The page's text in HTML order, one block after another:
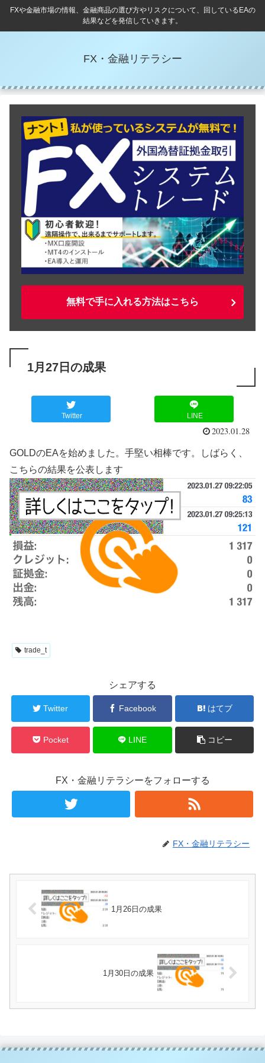
FXや金融市場の情報、金融商品の選び方やリスクについて、回しているEAの
結果などを発信していきます。
FX・金融リテラシー
無料で手に入れる方法はこちら
1月27日の成果
Twitter LINE
2023.01.28
GOLDのEAを始めました。手堅い相棒です。しばらく、
こちらの結果を公表します
trade_t
シェアする
Twitter Facebook はてブ
Pocket LINE コピー
FX・金融リテラシーをフォローする
FX・金融リテラシー
1月26日の成果
1月30日の成果